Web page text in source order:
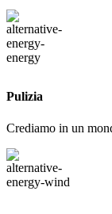
Pulizia
Crediamo in un